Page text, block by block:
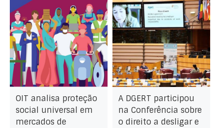
OIT analisa proteção
social universal em
mercados de
A DGERT participou
na Conferência sobre
o direito a desligar e